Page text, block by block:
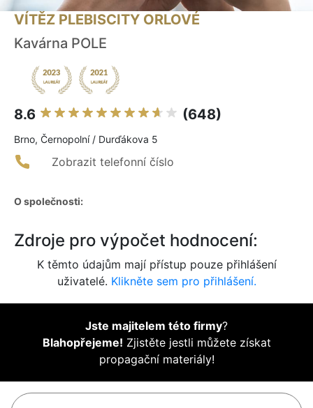
VÍTĚZ PLEBISCITY ORLOVÉ
Kavárna POLE
8.6 (648)
Brno, Černopolní / Durďákova 5
Zobrazit telefonní číslo
O společnosti:
Zdroje pro výpočet hodnocení:
K těmto údajům mají přístup pouze přihlášení
uživatelé. Klikněte sem pro přihlášení.
Jste majitelem této firmy?
Blahopřejeme! Zjistěte jestli můžete získat
propagační materiály!